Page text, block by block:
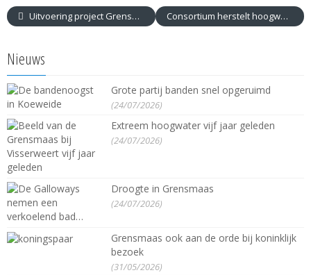
Uitvoering project Grensmaas houdt Zuid-Limburg droog Consortium herstelt hoogwaterschade
Nieuws
Grote partij banden snel opgeruimd
(24/07/2026)
Extreem hoogwater vijf jaar geleden
(24/07/2026)
Droogte in Grensmaas
(24/07/2026)
Grensmaas ook aan de orde bij koninklijk
bezoek
(31/05/2026)